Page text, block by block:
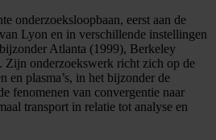
onderzoeksloopbaan, eerst aan de
Lyon en in verschillende instellingen
Atlanta (1999), Berkeley
Zijn onderzoekswerk richt zich op de
en plasma’s, in het bijzonder de
fenomenen van convergentie naar
transport in relatie tot analyse en